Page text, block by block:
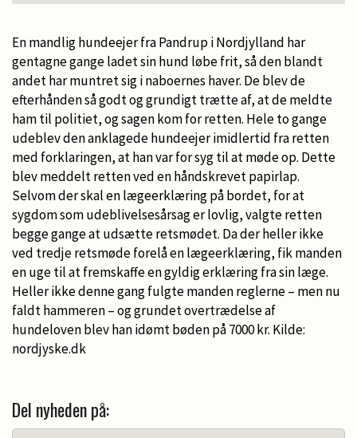
En mandlig hundeejer fra Pandrup i Nordjylland har
gentagne gange ladet sin hund løbe frit, så den blandt
andet har muntret sig i naboernes haver. De blev de
efterhånden så godt og grundigt trætte af, at de meldte
ham til politiet, og sagen kom for retten. Hele to gange
udeblev den anklagede hundeejer imidlertid fra retten
med forklaringen, at han var for syg til at møde op. Dette
blev meddelt retten ved en håndskrevet papirlap.
Selvom der skal en lægeerklæring på bordet, for at
sygdom som udeblivelsesårsag er lovlig, valgte retten
begge gange at udsætte retsmødet. Da der heller ikke
ved tredje retsmøde forelå en lægeerklæring, fik manden
en uge til at fremskaffe en gyldig erklæring fra sin læge.
Heller ikke denne gang fulgte manden reglerne – men nu
faldt hammeren – og grundet overtrædelse af
hundeloven blev han idømt bøden på 7000 kr. Kilde:
nordjyske.dk
Del nyheden på: